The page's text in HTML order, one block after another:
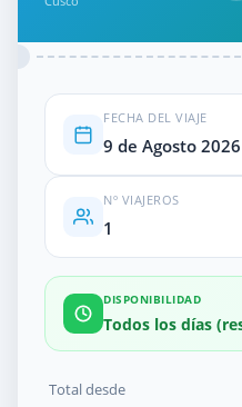
FECHA DEL VIAJE
9 de Agosto 2026
Nº VIAJEROS
DISPONIBILIDAD
Todos los días
Total desde